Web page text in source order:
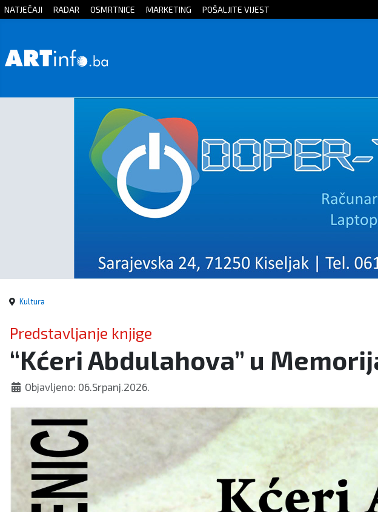
Početna
Zanimljivosti
NATJEČAJI RADAR OSMRTNICE MARKETING POŠALJITE VIJEST
Kultura
Predstavljanje knjige
“Kćeri Abdulahova” u
Objavljeno: 06.Srpanj.2026.